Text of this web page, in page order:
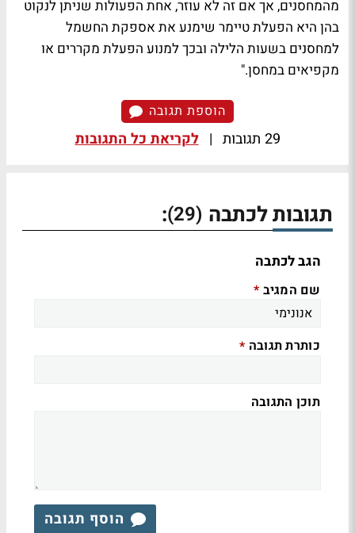
מהמחסנים, אך אם זה לא עוזר, אחת הפעולות שניתן לנקוט
בהן היא הפעלת טיימר שימנע את אספקת החשמל
למחסנים בשעות הלילה ובכך למנוע הפעלת מקררים או
מקפיאים במחסן."
הוספת תגובה
29 תגובות | לקריאת כל התגובות
תגובות לכתבה (29)
:
הגב לכתבה
שם המגיב *
כותרת תגובה *
תוכן התגובה
הוסף תגובה